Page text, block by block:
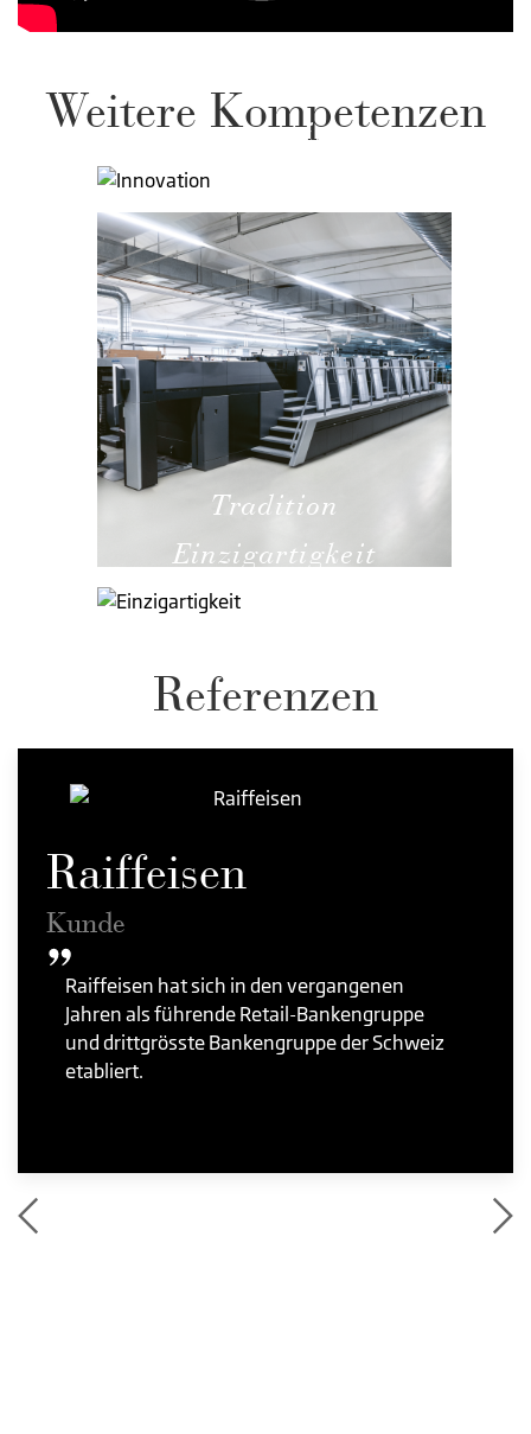
Weitere Kompetenzen
Innovation
Tradition
Einzigartigkeit
Referenzen
Raiffeisen
Kunde
Raiffeisen hat sich in den vergangenen
Jahren als führende Retail-Bankengruppe
und drittgrösste Bankengruppe der Schweiz
etabliert.